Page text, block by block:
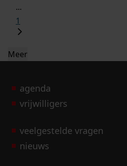
...
1
Meer
agenda
vrijwilligers
veelgestelde vragen
nieuws